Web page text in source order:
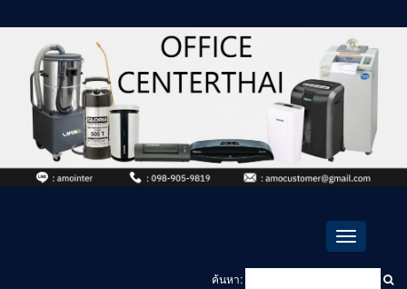
Toggle
navigation
ค้นหา: